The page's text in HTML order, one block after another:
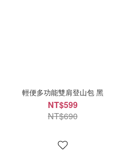
輕便多功能雙肩登山包 黑
NT$599
NT$690